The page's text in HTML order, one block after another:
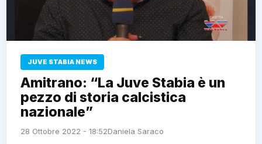
JUVE STABIA NEWS
Amitrano: “La Juve Stabia è un
pezzo di storia calcistica
nazionale”
28 Ottobre 2022 - 18:52Daniela Saraco